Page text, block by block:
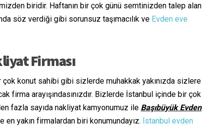
biridir. Haftanın bir çok günü semtinizden talep alan
söz verdiği gibi sorunsuz taşımacılık ve Evden eve
Firması
çok konut sahibi gibi sizlerde muhakkak yakınızda sizlere
firma arayışındasınızdır. Bizlerde İstanbul içinde bir çok
fazla sayıda nakliyat kamyonumuz ile Başıbüyük Evden
yakın firmalardan biri konumundayız. İstanbul evden